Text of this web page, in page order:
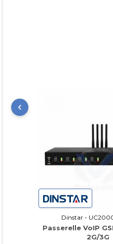
Dinstar -
Passerelle VoIP
2G/3G